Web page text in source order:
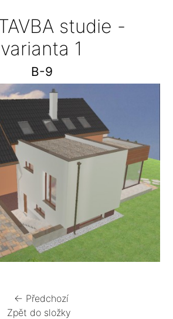
studie -
varianta 1
B-9
← Předchozí
Zpět do složky